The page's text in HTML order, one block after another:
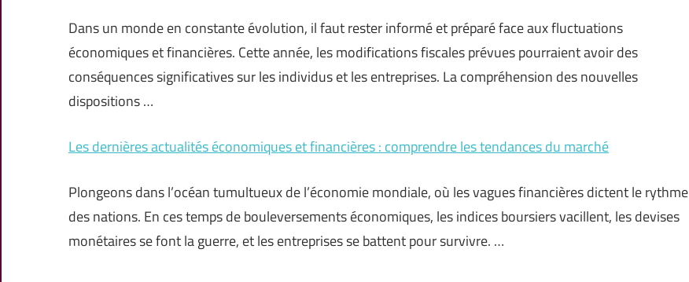
Dans un monde en constante évolution, il faut rester informé et préparé face aux fluctuations
économiques et financières. Cette année, les modifications fiscales prévues pourraient avoir des
conséquences significatives sur les individus et les entreprises. La compréhension des nouvelles
dispositions …
Les dernières actualités économiques et financières : comprendre les tendances du marché
Plongeons dans l’océan tumultueux de l’économie mondiale, où les vagues financières dictent le rythme
des nations. En ces temps de bouleversements économiques, les indices boursiers vacillent, les devises
monétaires se font la guerre, et les entreprises se battent pour survivre. …